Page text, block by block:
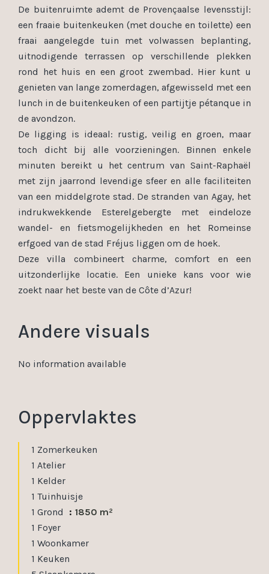
De buitenruimte ademt de Provençaalse levensstijl:
een fraaie buitenkeuken (met douche en toilette) een
fraai aangelegde tuin met volwassen beplanting,
uitnodigende terrassen op verschillende plekken
rond het huis en een groot zwembad. Hier kunt u
genieten van lange zomerdagen, afgewisseld met een
lunch in de buitenkeuken of een partijtje pétanque in
de avondzon.
De ligging is ideaal: rustig, veilig en groen, maar
toch dicht bij alle voorzieningen. Binnen enkele
minuten bereikt u het centrum van Saint-Raphaël
met zijn jaarrond levendige sfeer en alle faciliteiten
van een middelgrote stad. De stranden van Agay, het
indrukwekkende Esterelgebergte met eindeloze
wandel- en fietsmogelijkheden en het Romeinse
erfgoed van de stad Fréjus liggen om de hoek.
Deze villa combineert charme, comfort en een
uitzonderlijke locatie. Een unieke kans voor wie
zoekt naar het beste van de Côte d’Azur!
Andere visuals
No information available
Oppervlaktes
1 Zomerkeuken
1 Atelier
1 Kelder
1 Tuinhuisje
1 Grond
1850 m²
1 Foyer
1 Woonkamer
1 Keuken